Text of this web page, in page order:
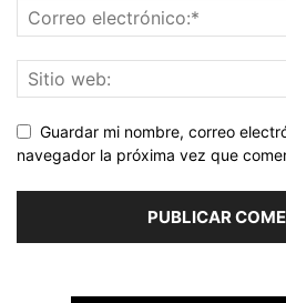
Guardar mi nombre, correo
navegador la próxima vez que